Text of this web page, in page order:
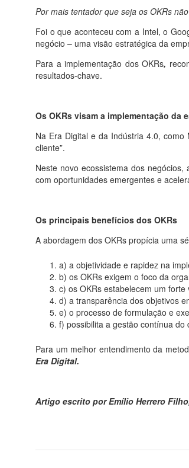
Por mais tentador que seja os OKRs
Foi o que aconteceu com a Intel, o
negócio – uma visão estratégica da
Para a implementação dos OKRs,
resultados-chave.
Os OKRs visam a implementação da
Na Era Digital e da Indústria 4.0,
cliente”.
Neste novo ecossistema dos
com oportunidades emergentes e
Os principais benefícios dos OKRs
A abordagem dos OKRs propícia uma
a) a objetividade e rapidez na
b) os OKRs exigem o foco da
c) os OKRs estabelecem um
d) a transparência dos objetivos
e) o processo de formulação e
f) possibilita a gestão contínua
Para um melhor entendimento da
Era Digital.
Artigo escrito por Emílio Herrero